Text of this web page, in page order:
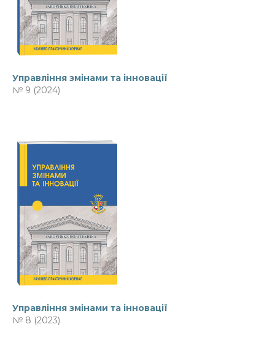
Управління змінами та інновації
№ 9 (2024)
Управління змінами та інновації
№ 8 (2023)